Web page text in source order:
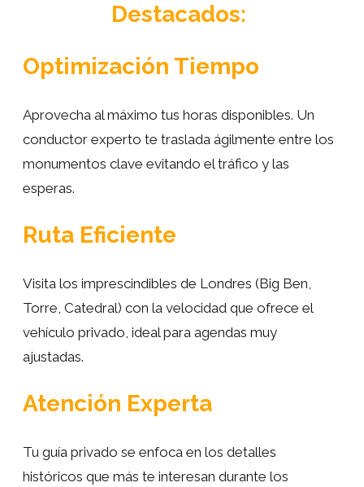
Destacados:
Optimización Tiempo
Aprovecha al máximo tus horas disponibles. Un
conductor experto te traslada ágilmente entre los
monumentos clave evitando el tráfico y las
esperas.
Ruta Eficiente
Visita los imprescindibles de Londres (Big Ben,
Torre, Catedral) con la velocidad que ofrece el
vehículo privado, ideal para agendas muy
ajustadas.
Atención Experta
Tu guía privado se enfoca en los detalles
históricos que más te interesan durante los